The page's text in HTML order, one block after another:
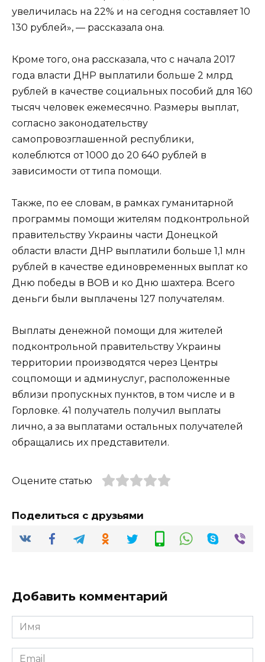
увеличилась на 22% и на сегодня составляет 10
130 рублей», — рассказала она.
Кроме того, она рассказала, что с начала 2017
года власти ДНР выплатили больше 2 млрд
рублей в качестве социальных пособий для 160
тысяч человек ежемесячно. Размеры выплат,
согласно законодательству
самопровозглашенной республики,
колеблются от 1000 до 20 640 рублей в
зависимости от типа помощи.
Также, по ее словам, в рамках гуманитарной
программы помощи жителям подконтрольной
правительству Украины части Донецкой
области власти ДНР выплатили больше 1,1 млн
рублей в качестве единовременных выплат ко
Дню победы в ВОВ и ко Дню шахтера. Всего
деньги были выплачены 127 получателям.
Выплаты денежной помощи для жителей
подконтрольной правительству Украины
территории производятся через Центры
соцпомощи и админуслуг, расположенные
вблизи пропускных пунктов, в том числе и в
Горловке. 41 получатель получил выплаты
лично, а за выплатами остальных получателей
обращались их представители.
Оцените статью
Поделиться с друзьями
Добавить комментарий
Имя
*
Email